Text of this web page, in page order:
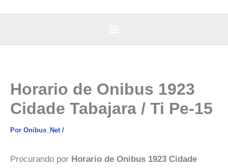
Horario de Onibus 1923
Cidade Tabajara / Ti Pe-15
Por Onibus_Net /
Procurando por Horario de Onibus 1923 Cidade